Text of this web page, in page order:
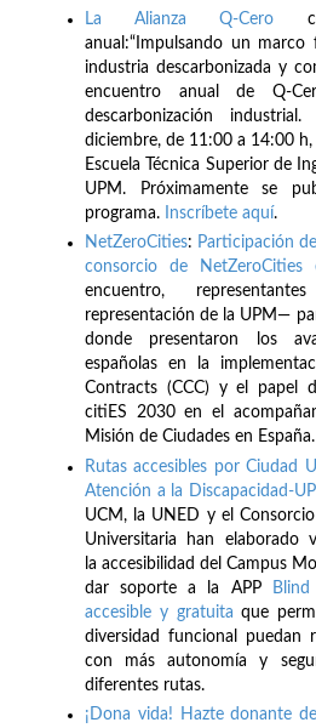
La Alianza Q-Cero
anual:“Impulsando un marco
industria descarbonizada y
encuentro anual de Q-
descarbonización
diciembre, de 11:00 a 14:00
Escuela Técnica Superior de
UPM. Próximamente se
programa.
Inscríbete aquí.
NetZeroCities: Participación
consorcio de NetZeroCities
encuentro,
representación de la UPM—
donde presentaron los
españolas en la
Contracts (CCC) y el papel
citiES 2030 en el
Misión de Ciudades en España.
Rutas accesibles por Ciudad
Atención a la Discapacidad-
UCM, la UNED y el
Universitaria han elaborado
la accesibilidad del Campus
dar soporte a la APP
Blind
accesible y gratuita que
diversidad funcional puedan
con más autonomía y
diferentes rutas.
¡Dona vida! Hazte donante